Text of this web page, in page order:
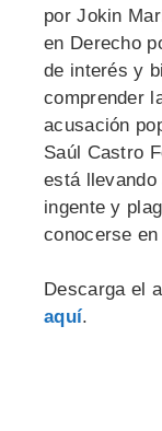
por Jokin
en Derecho
de interés y
comprender
acusación
Saúl Castro
está llevando
ingente y
conocerse
Descarga el
aquí.